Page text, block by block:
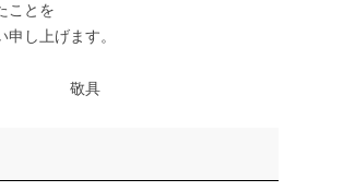
ことを
し上げます。